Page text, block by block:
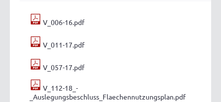
V_006-16.pdf
V_011-17.pdf
V_057-17.pdf
V_112-18_-
_Auslegungsbeschluss_Flaechennutzungsplan.pdf